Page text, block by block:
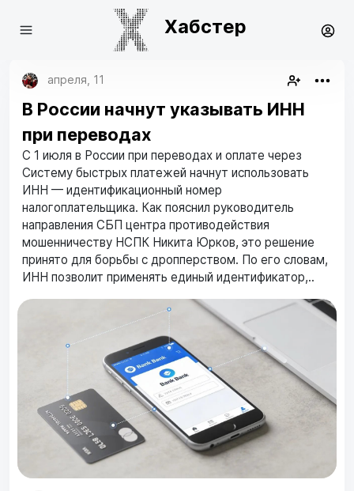
Хабстер
апреля, 11
В России начнут указывать ИНН
при переводах
С 1 июля в России при переводах и оплате через
Систему быстрых платежей начнут использовать
ИНН — идентификационный номер
налогоплательщика. Как пояснил руководитель
направления СБП центра противодействия
мошенничеству НСПК Никита Юрков, это решение
принято для борьбы с дропперством. По его словам,
ИНН позволит применять единый идентификатор,..